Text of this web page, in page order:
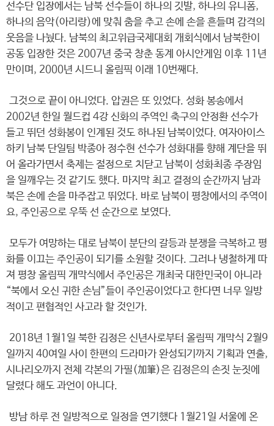
선수단 입장에서는 남북 선수들이 하나의 깃발, 하나의 유니폼,
하나의 음악(아리랑)에 맞춰 춤을 추고 손에 손을 흔들며 감격의
웃음을 나눴다. 남북의 최고위급국제대회 개회식에서 남북한이
공동 입장한 것은 2007년 중국 창춘 동계 아시안게임 이후 11년
만이며, 2000년 시드니 올림픽 이래 10번째다.
그것으로 끝이 아니었다. 압권은 또 있었다. 성화 봉송에서
2002년 한일 월드컵 4강 신화의 주역인 축구의 안정환 선수가
들고 뛰던 성화봉이 인계된 것도 하나된 남북이었다. 여자아이스
하키 남북 단일팀 박종아 정수현 선수가 성화대를 향해 계단을 뛰
어 올라가면서 축제는 절정으로 치닫고 남북이 성화최종 주장임
을 일깨우는 것 같기도 했다. 마지막 최고 결정의 순간까지 남과
북은 손에 손을 마주잡고 뛰었다. 바로 남북이 평창에서의 주역이
요, 주인공으로 우뚝 선 순간으로 보였다.
모두가 여망하는 대로 남북이 분단의 갈등과 분쟁을 극복하고 평
화를 이끄는 주인공이 되기를 소원할 것이다. 그러나 냉철하게 따
져 평창 올림픽 개막식에서 주인공은 개최국 대한민국이 아니라
“북에서 오신 귀한 손님”들이 주인공이었다고 한다면 너무 일방
적이고 편협적인 사고라 할 것인가.
2018년 1월1일 북한 김정은 신년사로부터 올림픽 개막식 2월9
일까지 40여일 사이 한편의 드라마가 완성되기까지 기획과 연출,
시나리오까지 전체 각본의 가필(加筆)은 김정은의 손짓 눈짓에
달렸다 해도 과언이 아니다.
방남 하루 전 일방적으로 일정을 연기했다 1월21일 서울에 온